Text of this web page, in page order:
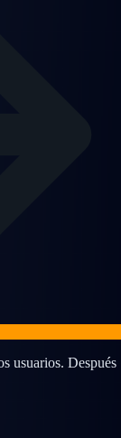
usuarios. Después